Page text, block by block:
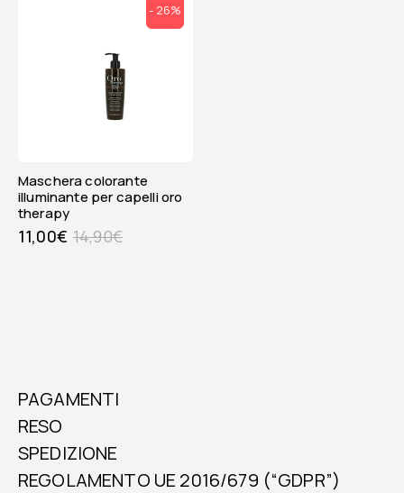
- 26%
Maschera colorante
illuminante per capelli oro
therapy
14,90€
11,00€
PAGAMENTI
RESO
SPEDIZIONE
REGOLAMENTO UE 2016/679 (“GDPR”)